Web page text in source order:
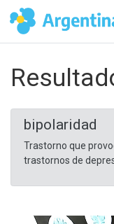
bipolaridad
Trastorno que
trastornos de